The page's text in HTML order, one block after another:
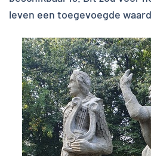
leven een toegevoegde